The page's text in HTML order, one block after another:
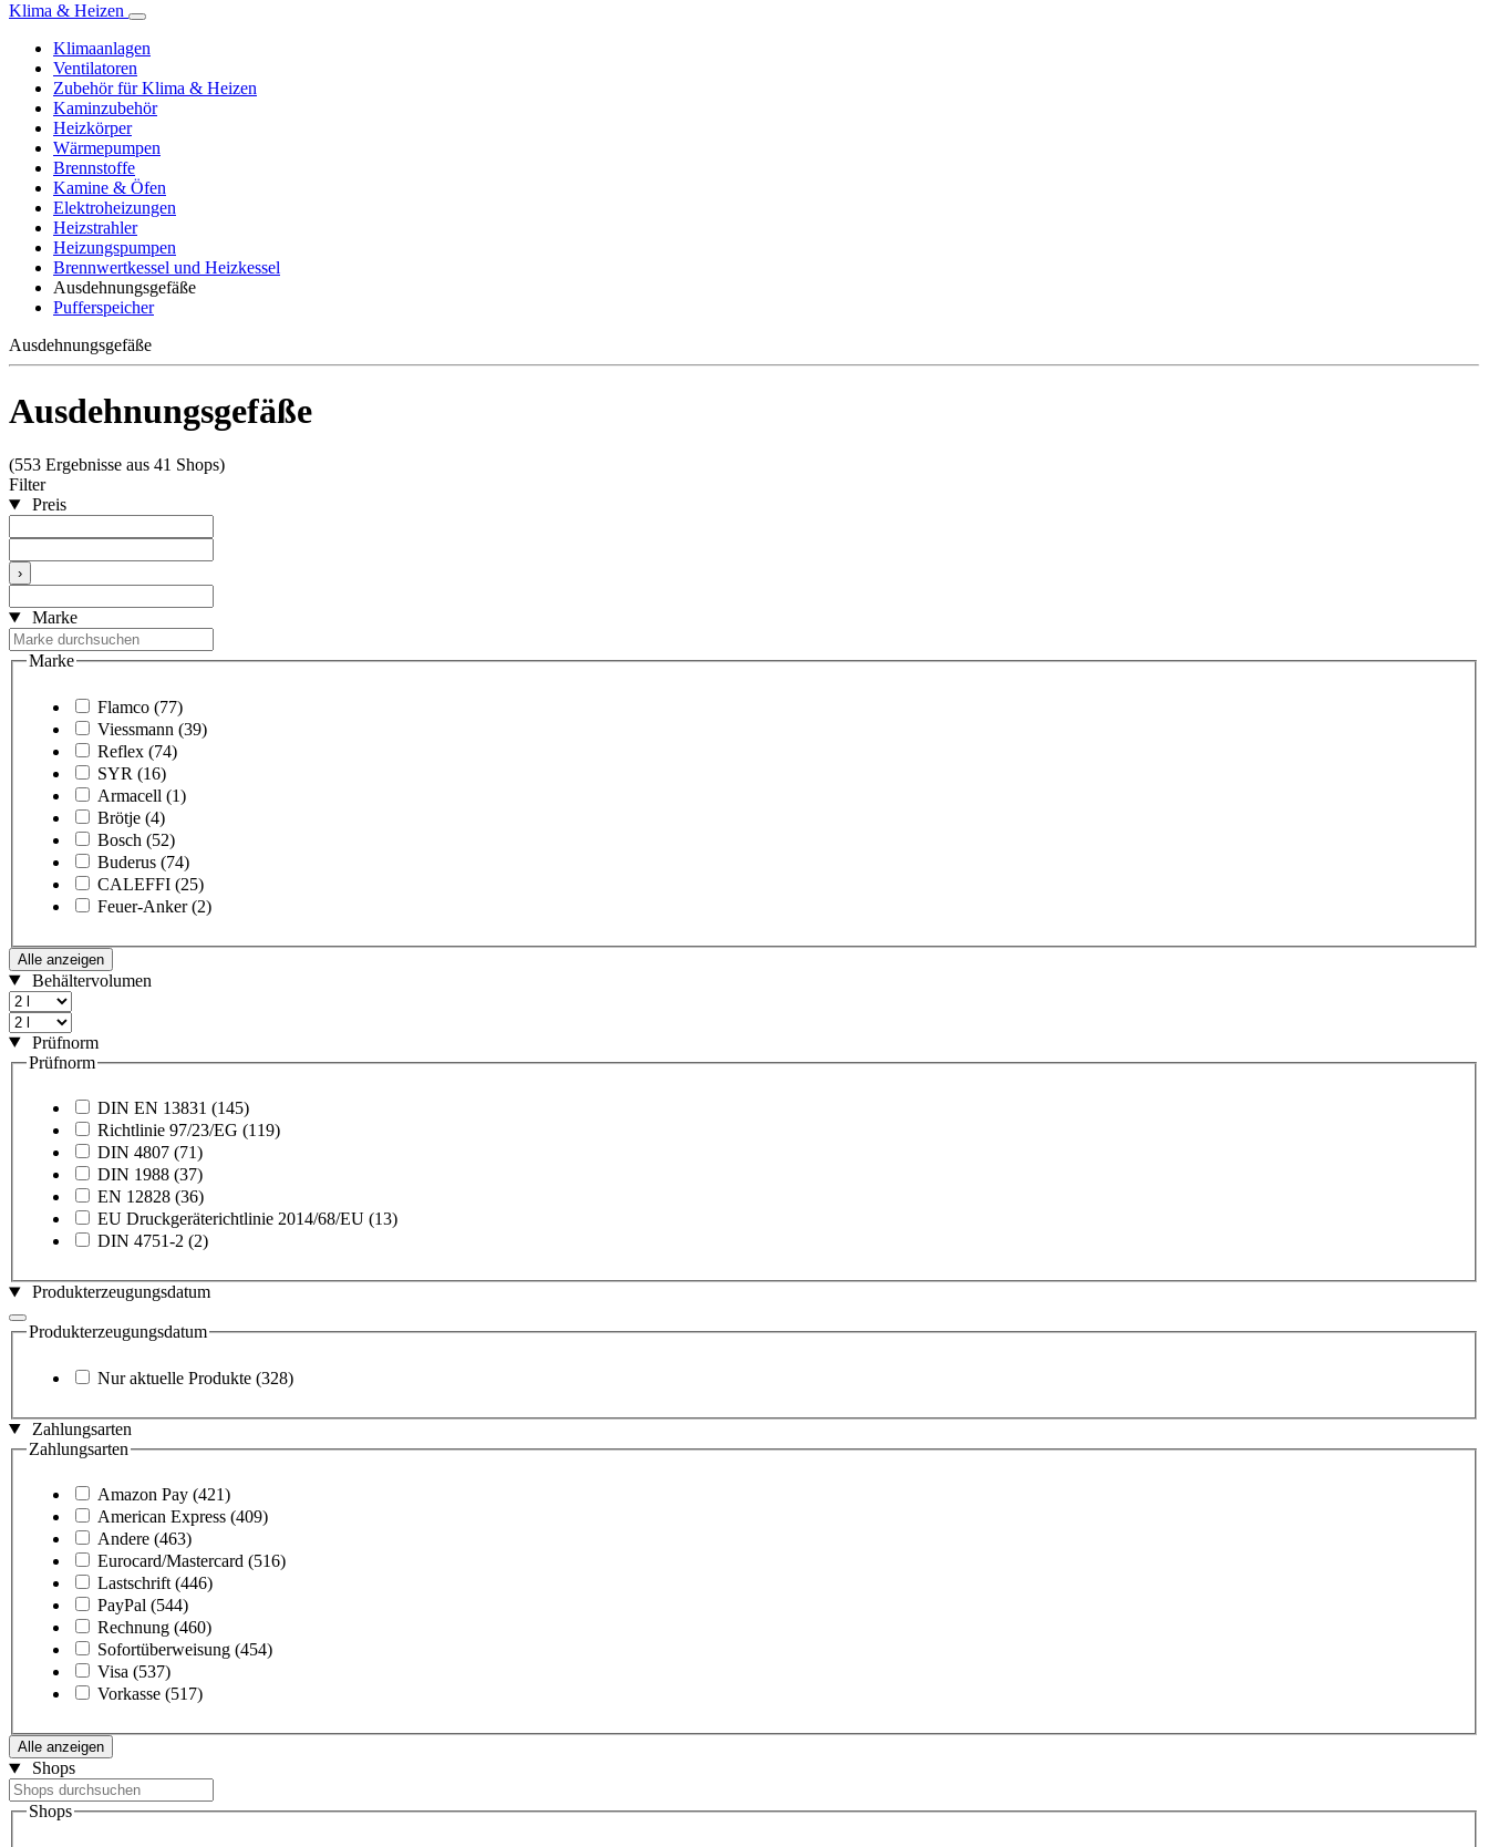
Klima & Heizen
Klimaanlagen
Ventilatoren
Zubehör für Klima & Heizen
Kaminzubehör
Heizkörper
Wärmepumpen
Brennstoffe
Kamine & Öfen
Elektroheizungen
Heizstrahler
Heizungspumpen
Brennwertkessel und Heizkessel
Ausdehnungsgefäße
Pufferspeicher
Ausdehnungsgefäße
Ausdehnungsgefäße
(553 Ergebnisse aus 41 Shops)
Filter
Preis
›
Marke
Marke
Flamco (77)
Viessmann (39)
Reflex (74)
SYR (16)
Armacell (1)
Brötje (4)
Bosch (52)
Buderus (74)
CALEFFI (25)
Feuer-Anker (2)
Alle anzeigen
Behältervolumen
Prüfnorm
Prüfnorm
DIN EN 13831 (145)
Richtlinie 97/23/EG (119)
DIN 4807 (71)
DIN 1988 (37)
EN 12828 (36)
EU Druckgeräterichtlinie 2014/68/EU (13)
DIN 4751-2 (2)
Produkterzeugungsdatum
Produkterzeugungsdatum
Nur aktuelle Produkte (328)
Zahlungsarten
Zahlungsarten
Amazon Pay (421)
American Express (409)
Andere (463)
Eurocard/Mastercard (516)
Lastschrift (446)
PayPal (544)
Rechnung (460)
Sofortüberweisung (454)
Visa (537)
Vorkasse (517)
Alle anzeigen
Shops
Shops